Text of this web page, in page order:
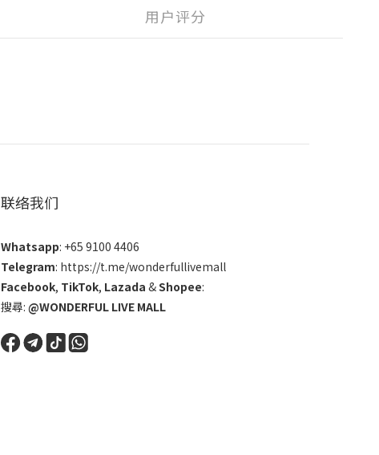
用户评分
联络我们
Whatsapp: +65 9100 4406
Telegram: https://t.me/wonderfullivemall
Facebook, TikTok, Lazada &Shopee:
搜尋: @WONDERFUL LIVE MALL